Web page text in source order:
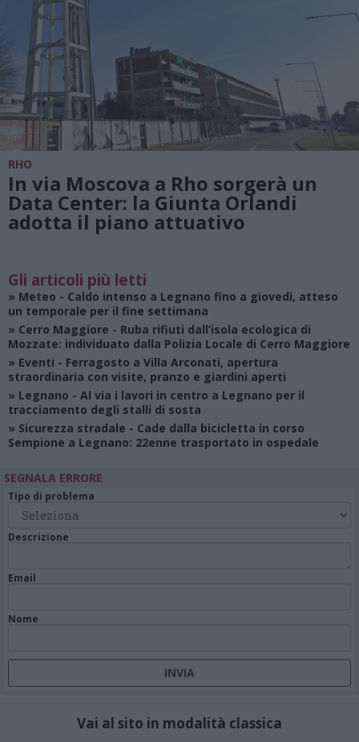
RHO
In via Moscova a Rho sorgerà un
Data Center: la Giunta Orlandi
adotta il piano attuativo
Gli articoli più letti
» Meteo - Caldo intenso a Legnano fino a giovedì, atteso
un temporale per il fine settimana
» Cerro Maggiore - Ruba rifiuti dall’isola ecologica di
Mozzate: individuato dalla Polizia Locale di Cerro Maggiore
» Eventi - Ferragosto a Villa Arconati, apertura
straordinaria con visite, pranzo e giardini aperti
» Legnano - Al via i lavori in centro a Legnano per il
tracciamento degli stalli di sosta
» Sicurezza stradale - Cade dalla bicicletta in corso
Sempione a Legnano: 22enne trasportato in ospedale
SEGNALA ERRORE
Tipo di problema
Descrizione
Email
Nome
Vai al sito in modalità classica